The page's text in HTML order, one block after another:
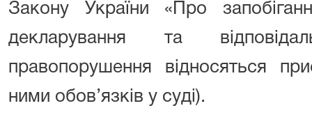
Закону України «Про
декларування та
правопорушення відносяться
ними обов’язків у суді).